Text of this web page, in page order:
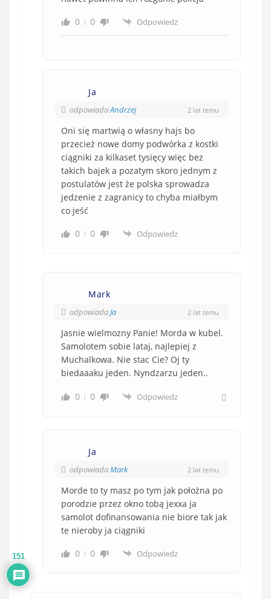
0
0 Odpowiedz
Ja
odpowiadaAndrzej 2 lat temu
Oni się martwią o własny hajs bo
przecież nowe domy podwórka z kostki
ciągniki za kilkaset tysięcy więc bez
takich bajek a pozatym skoro jednym z
postulatów jest że polska sprowadza
jedzenie z zagranicy to chyba miałbym
co jeść
0
0 Odpowiedz
Mark
odpowiadaJa 2 lat temu
Jasnie wielmozny Panie! Morda w kubel.
Samolotem sobie lataj, najlepiej z
Muchalkowa. Nie stac Cie? Oj ty
biedaaaku jeden. Nyndzarzu jeden..
0 0 Odpowiedz
Ja
odpowiadaMark 2 lat temu
Morde to ty masz po tym jak położna po
porodzie przez okno tobą jexxa ja
samolot dofinansowania nie biore tak jak
te nieroby ja ciągniki
0
0 Odpowiedz
151